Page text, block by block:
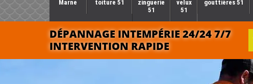
Marne
toiture 51
zinguerie
51
velux
51
gouttières 51
DÉPANNAGE INTEMPÉRIE 24/24 7/7
INTERVENTION RAPIDE